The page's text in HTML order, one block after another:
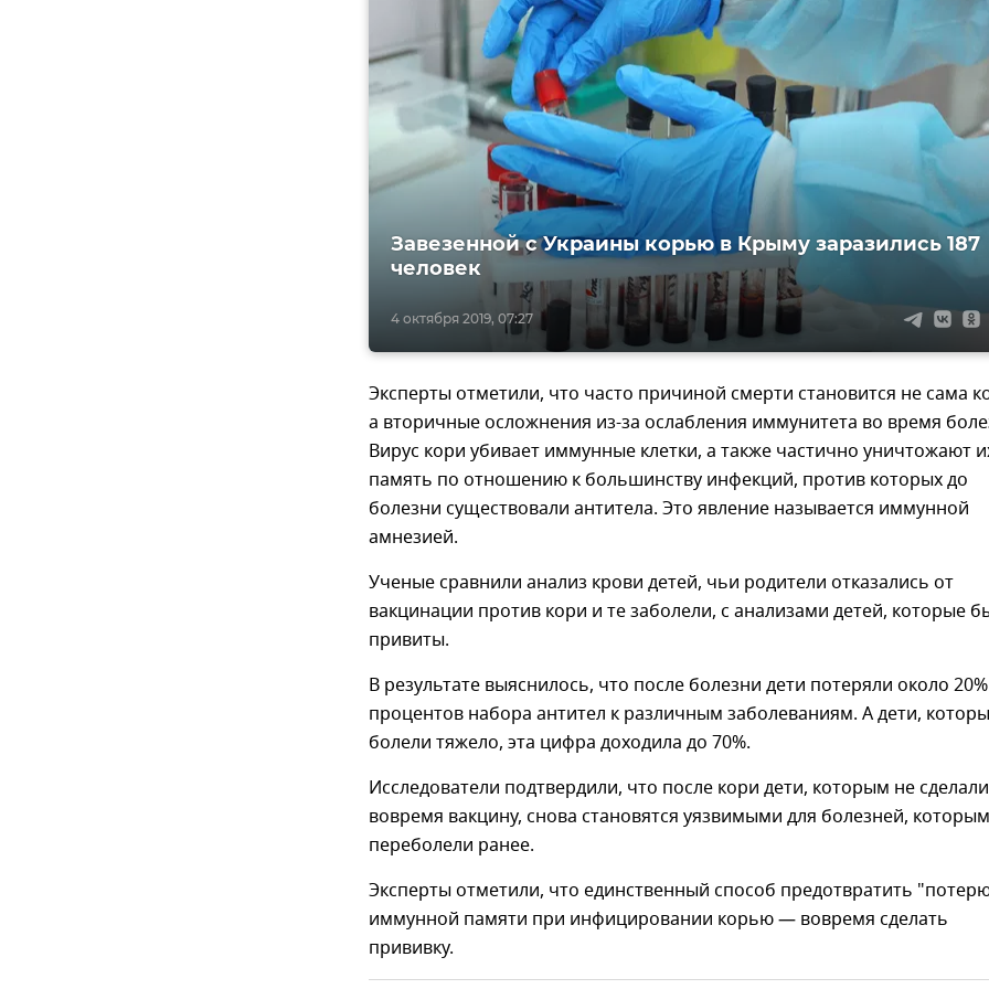
4 октября 2019, 07:27
Завезенной с Украины корью в Крыму заразились 187
человек
Эксперты отметили, что часто причиной смерти становится не сама
а вторичные осложнения из-за ослабления иммунитета во время
Вирус кори убивает иммунные клетки, а также частично уничтожают
память по отношению к большинству инфекций, против которых до
болезни существовали антитела. Это явление называется иммунной
амнезией.
Ученые сравнили анализ крови детей, чьи родители отказались от
вакцинации против кори и те заболели, с анализами детей, которые
привиты.
В результате выяснилось, что после болезни дети потеряли около 20%
процентов набора антител к различным заболеваниям. А дети,
болели тяжело, эта цифра доходила до 70%.
Исследователи подтвердили, что после кори дети, которым не сделали
вовремя вакцину, снова становятся уязвимыми для болезней,
переболели ранее.
Эксперты отметили, что единственный способ предотвратить
иммунной памяти при инфицировании корью — вовремя сделать
прививку.